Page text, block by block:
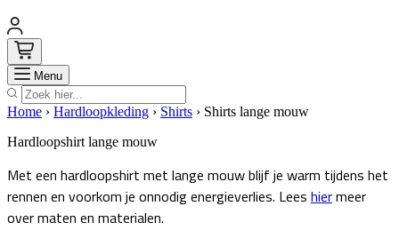
Menu Zoek
Home › Hardloopkleding › Shirts › Shirts lange mouw
Hardloopshirt lange mouw
Met een hardloopshirt met lange mouw blijf je warm tijdens het
rennen en voorkom je onnodig energieverlies. Lees hiermeer
over maten en materialen.